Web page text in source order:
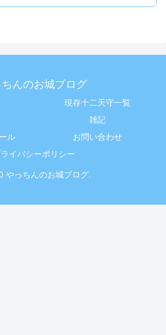
んのお城ブログ
現存十二天守一覧
雑記
ル
お問い合わせ
イバシーポリシー
やっちんのお城ブログ.